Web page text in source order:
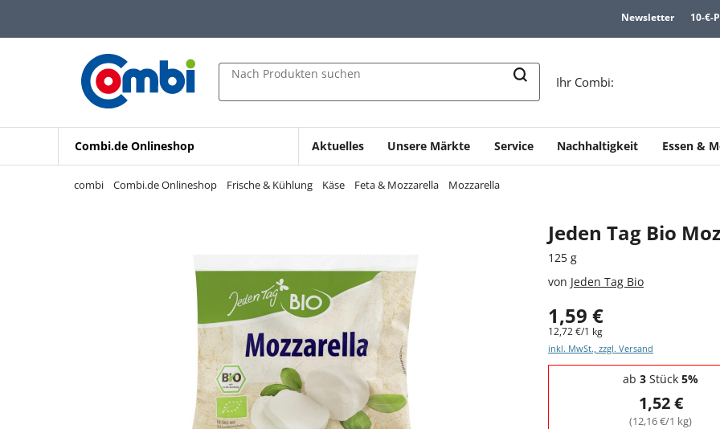
Zur Navigation springen
Zur Suche springen
Newsletter 10-€-
Nach Produkten suchen
Ihr Combi:
Combi.de Onlineshop Aktuelles Unsere Märkte Service Nachhaltigkeit Essen &
combi Combi.de Onlineshop Frische & Kühlung Käse Feta & Mozzarella Mozzarella
Jeden Tag Bio
125 g
von Jeden Tag Bio
1,59 €
12,72 €/1 kg
inkl. MwSt., zzgl. Versand
Staffelpreise - Mengenrabatt
ab 3 Stück 5%
1,52 €
(12,16 €/1 kg)